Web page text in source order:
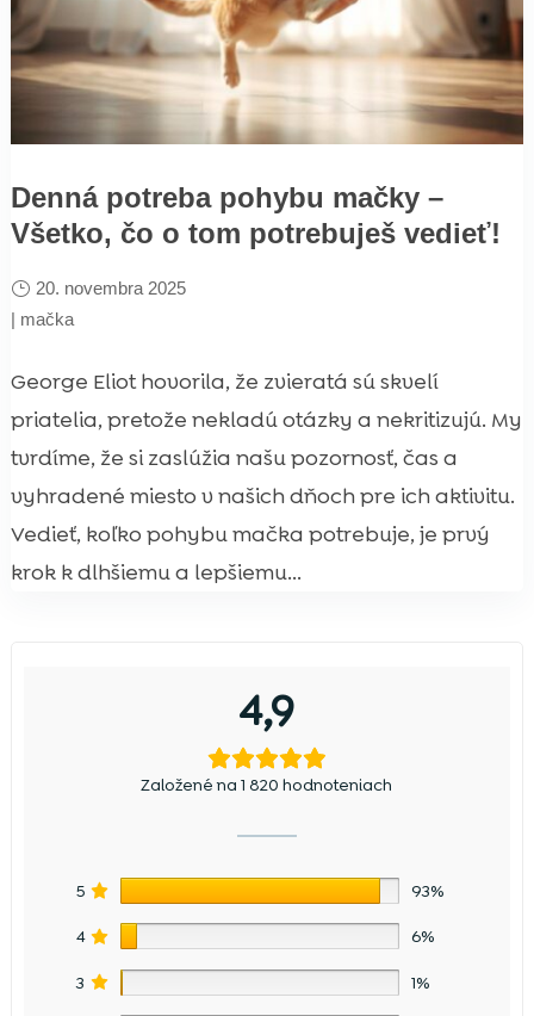
Denná potreba pohybu mačky –
Všetko, čo o tom potrebuješ vedieť!
20. novembra 2025
| mačka
George Eliot hovorila, že zvieratá sú skvelí
priatelia, pretože nekladú otázky a nekritizujú. My
tvrdíme, že si zaslúžia našu pozornosť, čas a
vyhradené miesto v našich dňoch pre ich aktivitu.
Vedieť, koľko pohybu mačka potrebuje, je prvý
krok k dlhšiemu a lepšiemu...
4,9
Založené na 1 820 hodnoteniach
5 93%
4 6%
3 1%